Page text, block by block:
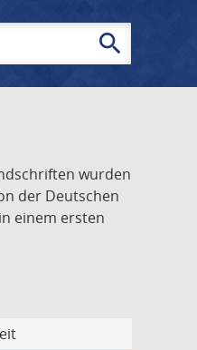
search
wurden
der Deutschen
einem ersten